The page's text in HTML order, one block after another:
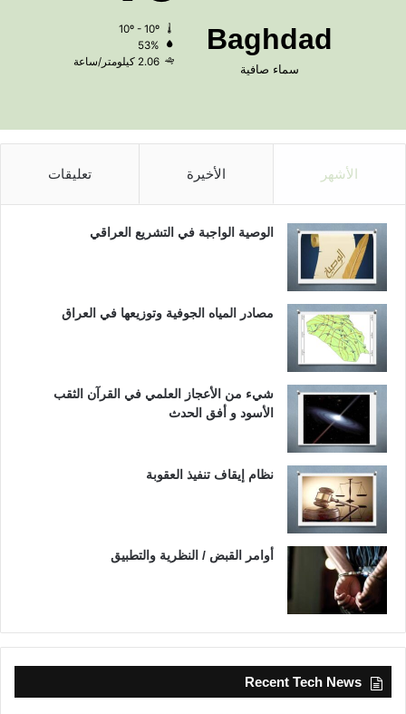
Baghdad
سماء صافية
53%
2.06 كيلومتر/ساعة
الأشهر الأخيرة تعليقات
الوصية الواجبة في التشريع العراقي
مصادر المياه الجوفية وتوزيعها في العراق
شيء من الأعجاز العلمي في القرآن الثقب
الأسود و أفق الحدث
نظام إيقاف تنفيذ العقوبة
أوامر القبض / النظرية والتطبيق
Recent Tech News